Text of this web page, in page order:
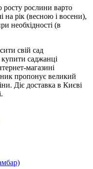
росту рослини варто
на рік (весною і восени),
необхідності (в
свій сад
саджанці
магазині
пропонує великий
Діє доставка в Києві